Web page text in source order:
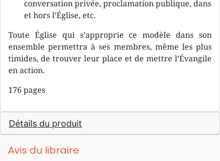
conversation privée, proclamation publique, dans
et hors l’Église, etc.
Toute Église qui s’approprie ce modèle dans son
ensemble permettra à ses membres, même les plus
timides, de trouver leur place et de mettre l’Évangile
en action.
176 pages
Détails du produit
Avis du libraire